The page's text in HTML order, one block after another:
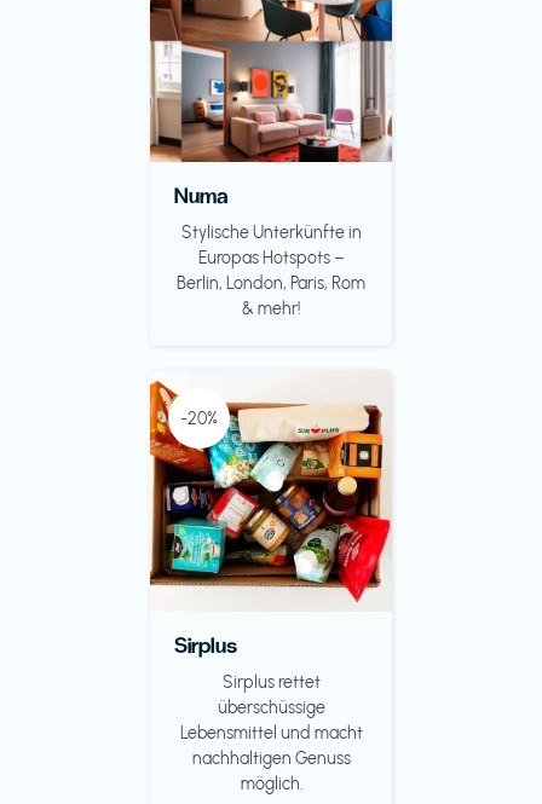
Numa
Stylische Unterkünfte in
Europas Hotspots –
Berlin, London, Paris, Rom
& mehr!
-20%
Sirplus
Sirplus rettet
überschüssige
Lebensmittel und macht
nachhaltigen Genuss
möglich.